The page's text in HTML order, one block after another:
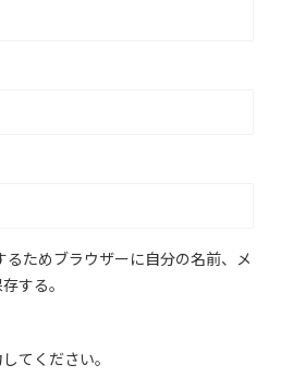
ためブラウザーに自分の名前、メ
する。
てください。